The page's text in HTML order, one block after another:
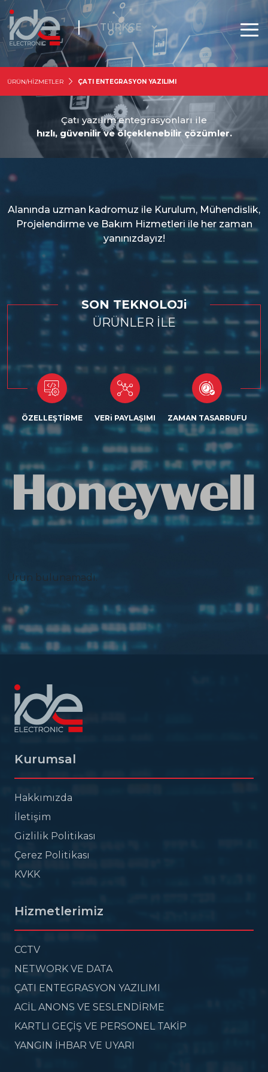
ÜRÜN/HİZMETLER ÇATI ENTEGRASYON YAZILIMI
Çatı yazılım entegrasyonları ile
hızlı, güvenilir ve ölçeklenebilir çözümler.
Alanında uzman kadromuz ile Kurulum, Mühendislik,
Projelendirme ve Bakım Hizmetleri ile her zaman
yanınızdayız!
SON TEKNOLOJi
ÜRÜNLER İLE
ÖZELLEŞTİRME VERi PAYLAŞIMI ZAMAN TASARRUFU
Ürün bulunamadı.
Kurumsal
Hakkımızda
İletişim
Gizlilik Politikası
Çerez Politikası
KVKK
Hizmetlerimiz
CCTV
NETWORK VE DATA
ÇATI ENTEGRASYON YAZILIMI
ACİL ANONS VE SESLENDİRME
KARTLI GEÇİŞ VE PERSONEL TAKİP
YANGIN İHBAR VE UYARI